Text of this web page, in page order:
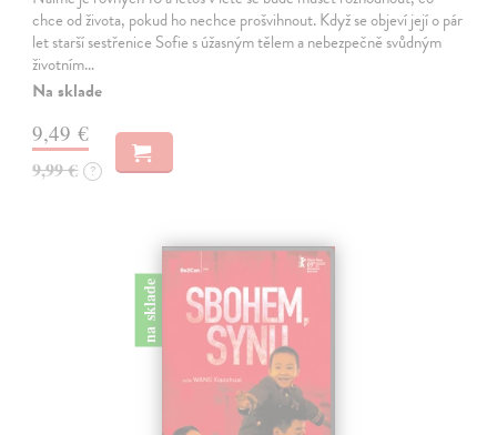
chce od života, pokud ho nechce prošvihnout. Když se objeví její o pár
let starší sestřenice Sofie s úžasným tělem a nebezpečně svůdným
životním…
Na sklade
9,49 €
9,99 € ?
na sklade